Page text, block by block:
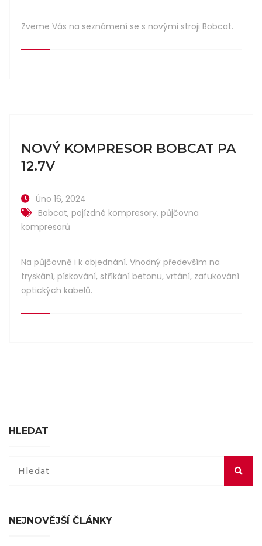
Zveme Vás na seznámení se s novými stroji Bobcat.
NOVÝ KOMPRESOR BOBCAT PA
12.7V
Úno 16, 2024
Bobcat, pojízdné kompresory, půjčovna
kompresorů
Na půjčovně i k objednání. Vhodný především na
tryskání, pískování, stříkání betonu, vrtání, zafukování
optických kabelů.
HLEDAT
NEJNOVĚJŠÍ ČLÁNKY